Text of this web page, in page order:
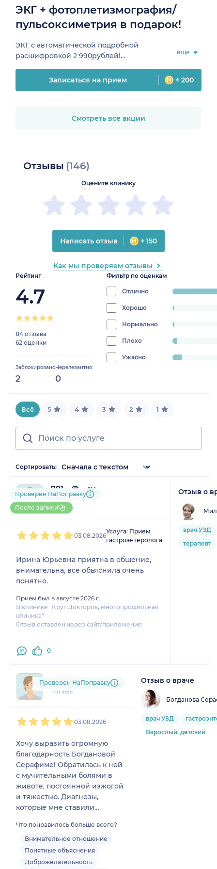
ЭКГ + фотоплетизмография/
пульсоксиметрия в подарок!
ЭКГ с автоматической подробной
расшифровкой 2 990рублей!...
еще
Записаться на прием + 200
Смотреть все акции
Отзывы (146)
Рейтинг
4.7
84 отзыва
62 оценки
Заблокировано
2
Нерелевантно
0
Фильтр по оценкам
Отлично
progress:
87.5%
Хорошо
1.3888888888888888%
Нормально
1.3888888888888888%
Плохо
progress:
3.4722222222222223%
Ужасно
6.25%
Оцените клинику
Написать отзыв + 150
Как мы проверяем отзывы
Всё 5 4 3 2 1
Сортировать:
791....@....ru
1 отзыв
До 5 записей через НаПоправку
Проверен НаПоправку
После записи
03.08.2026
Услуга: Прием
гастроэнтеролога
Ирина Юрьевна приятна в общение,
внимательна, все обьяснила очень
понятно.
Прием был в августе 2026 г.
В клинике "Круг Докторов, многопрофильная
клиника"
Отзыв оставлен через сайт/приложение
0
Отзыв о
врач УЗД
терапевт
zoy....@....ru
1 отзыв
Проверен НаПоправку
03.08.2026
Хочу выразить огромную
благодарность Богдановой
Серафиме! Обратилась к ней
с мучительными болями в
животе, постоянной изжогой
и тяжестью. Диагнозы,
которые мне ставили
лечение не помогало.
Серафима Алексеевна
оказалась врачом от Бога. На
приеме она просто поразила
Что понравилось больше всего?
Внимательное отношение
Понятные объяснения
Доброжелательность
Отзыв о враче
Богданова
врач УЗД
Взрослый, детский